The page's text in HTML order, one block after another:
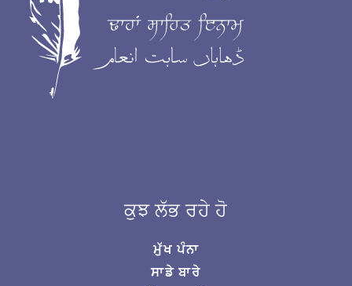
ਕੁਝ ਲੱਭ ਰਹੇ ਹੋ
ਮੁੱਖ ਪੰਨਾ
ਸਾਡੇ ਬਾਰੇ